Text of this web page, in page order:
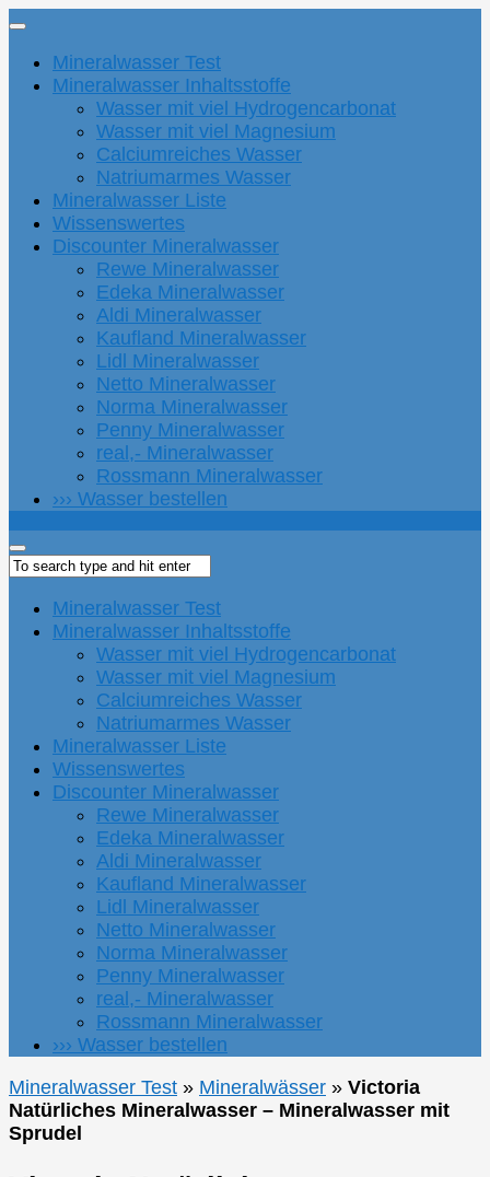
Mineralwasser Test
Mineralwasser Inhaltsstoffe
Wasser mit viel Hydrogencarbonat
Wasser mit viel Magnesium
Calciumreiches Wasser
Natriumarmes Wasser
Mineralwasser Liste
Wissenswertes
Discounter Mineralwasser
Rewe Mineralwasser
Edeka Mineralwasser
Aldi Mineralwasser
Kaufland Mineralwasser
Lidl Mineralwasser
Netto Mineralwasser
Norma Mineralwasser
Penny Mineralwasser
real,- Mineralwasser
Rossmann Mineralwasser
››› Wasser bestellen
Mineralwasser Test
Mineralwasser Inhaltsstoffe
Wasser mit viel Hydrogencarbonat
Wasser mit viel Magnesium
Calciumreiches Wasser
Natriumarmes Wasser
Mineralwasser Liste
Wissenswertes
Discounter Mineralwasser
Rewe Mineralwasser
Edeka Mineralwasser
Aldi Mineralwasser
Kaufland Mineralwasser
Lidl Mineralwasser
Netto Mineralwasser
Norma Mineralwasser
Penny Mineralwasser
real,- Mineralwasser
Rossmann Mineralwasser
››› Wasser bestellen
Mineralwasser Test » Mineralwässer » Victoria
Natürliches Mineralwasser – Mineralwasser mit
Sprudel